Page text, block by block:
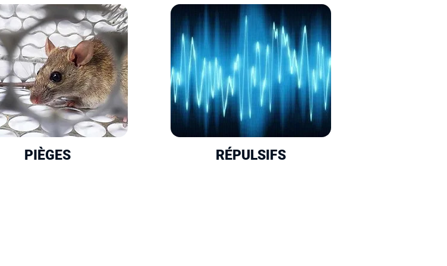
PIÈGES RÉPULSIFS